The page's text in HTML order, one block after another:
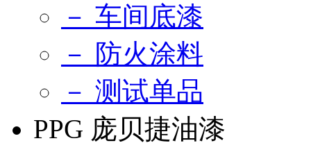
－ 车间底漆
－ 防火涂料
－ 测试单品
PPG 庞贝捷油漆